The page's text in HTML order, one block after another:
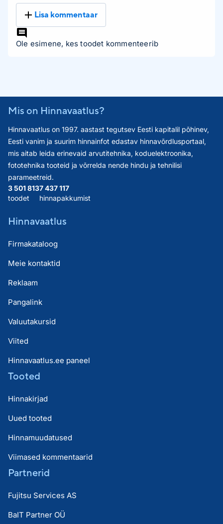
Lisa kommentaar
Ole esimene, kes toodet kommenteerib
Mis on Hinnavaatlus?
Hinnavaatlus on 1997. aastast tegutsev Eesti kapitalil põhinev,
Eesti vanim ja suurim hinnainfot edastav hinnavõrdlusportaal,
mis aitab leida erinevaid arvutitehnika, koduelektroonika,
fototehnika tooteid ja võrrelda nende hindu ja tehnilisi
parameetreid.
3 501 813
toodet
7 437 117
hinnapakkumist
Hinnavaatlus
Firmakataloog
Meie kontaktid
Reklaam
Pangalink
Valuutakursid
Viited
Hinnavaatlus.ee paneel
Tooted
Hinnakirjad
Uued tooted
Hinnamuudatused
Viimased kommentaarid
Partnerid
Fujitsu Services AS
BaIT Partner OÜ